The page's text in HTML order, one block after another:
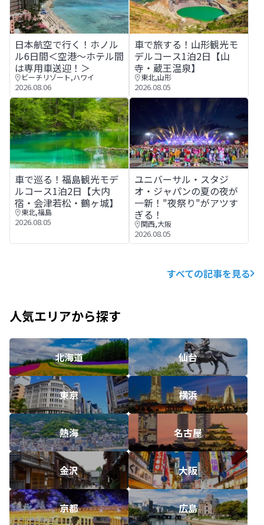
日本航空で行く！ホノルル6日間＜空港～ホテル間は専用車
日本航空で行く！ホノル
ル6日間＜空港～ホテル間
は専用車送迎！＞
ビーチリゾート,ハワイ
2026.08.06
車で旅する！山形観光モデル
車で旅する！山形観光モ
デルコース1泊2日【山
寺・蔵王温泉】
東北,山形
2026.08.05
車で巡る！福島観光モデルコース1泊2日【大内宿・会津若
車で巡る！福島観光モデ
ルコース1泊2日【大内
宿・会津若松・鶴ヶ城】
東北,福島
2026.08.05
ユニバーサル・スタジオ・ジ
ユニバーサル・スタジ
オ・ジャパンの夏の夜が
一新！"夜祭り"がアツす
ぎる！
関西,大阪
2026.08.05
すべての記事を見る
人気エリアから探す
北海道 仙台
東京 横浜
熱海 名古屋
金沢 大阪
京都 広島